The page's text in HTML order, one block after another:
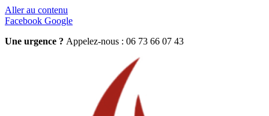
Aller au contenu
Facebook Google
Une urgence ? Appelez-nous : 06 73 66 07 43